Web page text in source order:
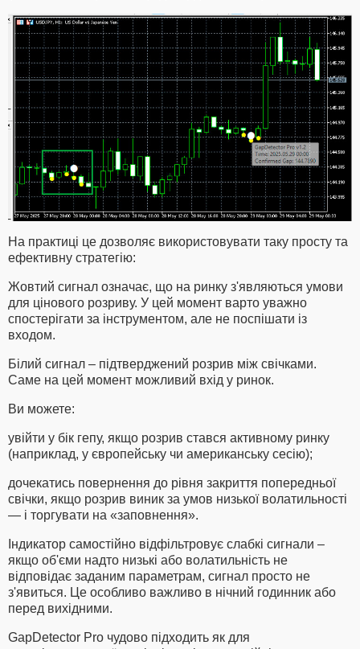
На практиці це дозволяє використовувати таку просту та
ефективну стратегію:
Жовтий сигнал означає, що на ринку з'являються умови
для цінового розриву. У цей момент варто уважно
спостерігати за інструментом, але не поспішати із
входом.
Білий сигнал – підтверджений розрив між свічками.
Саме на цей момент можливий вхід у ринок.
Ви можете:
увійти у бік гепу, якщо розрив стався активному ринку
(наприклад, у європейську чи американську сесію);
дочекатись повернення до рівня закриття попередньої
свічки, якщо розрив виник за умов низької волатильності
— і торгувати на «заповнення».
Індикатор самостійно відфільтровує слабкі сигнали –
якщо об'єми надто низькі або волатильність не
відповідає заданим параметрам, сигнал просто не
з'явиться. Це особливо важливо в нічний годинник або
перед вихідними.
GapDetector Pro чудово підходить як для